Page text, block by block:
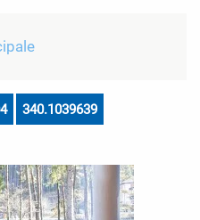
340.1039639